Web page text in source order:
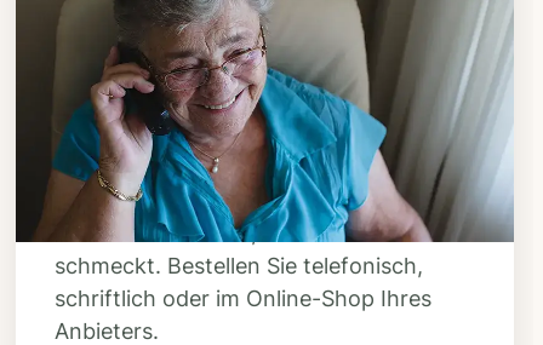
Schritt 3
Bestellen & liefern
lassen
Suchen Sie sich aus dem Speiseplan
Ihres Anbieters aus, was Ihnen
schmeckt. Bestellen Sie telefonisch,
schriftlich oder im Online-Shop Ihres
Anbieters.